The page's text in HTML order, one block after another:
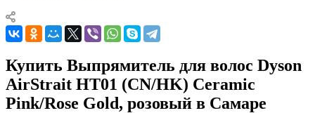
Купить Выпрямитель для волос Dyson
AirStrait HT01 (CN/HK) Ceramic
Pink/Rose Gold, розовый в Самаре